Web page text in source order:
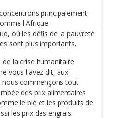
principalement
l'Afrique
où les défis de la pauvreté
sont plus importants.
la crise humanitaire
vous l'avez dit, aux
nous commençons tout
des prix alimentaires
le blé et les produits de
les prix des engrais.